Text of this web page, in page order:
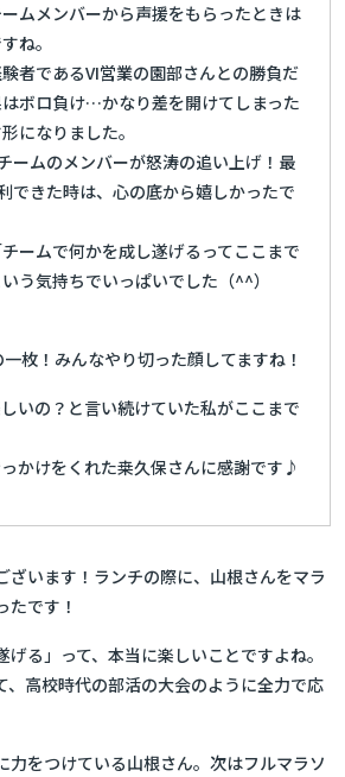
ムメンバーから声援をもらったときは
ね。
者であるVI営業の園部さんとの勝負だ
ボロ負け…かなり差を開けてしまった
になりました。
ームのメンバーが怒涛の追い上げ！最
できた時は、心の底から嬉しかったで
ームで何かを成し遂げるってここまで
う気持ちでいっぱいでした（^^）
枚！みんなやり切った顔してますね！
いの？と言い続けていた私がここまで
かけをくれた桒久保さんに感謝です♪
ざいます！ランチの際に、山根さんをマラ
たです！
げる」って、本当に楽しいことですよね。
、高校時代の部活の大会のように全力で応
力をつけている山根さん。次はフルマラソ